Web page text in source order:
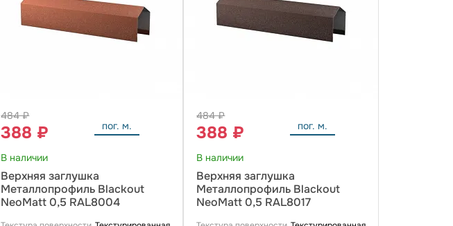
484 ₽
388 ₽ пог. м.
В наличии
Верхняя заглушка
Металлопрофиль Blackout
NeoMatt 0,5 RAL8004
484 ₽
388 ₽ пог. м.
В наличии
Верхняя заглушка
Металлопрофиль Blackout
NeoMatt 0,5 RAL8017